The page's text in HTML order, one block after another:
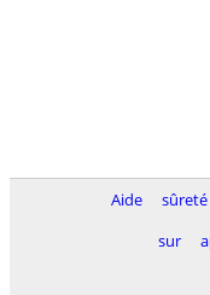
Aide sûreté
sur